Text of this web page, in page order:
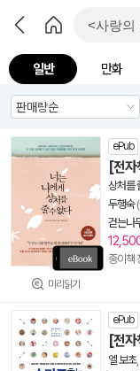
일반 만화
미리읽기
ePub
[전자
상처를
두행숙(
걷는나
종이책
ePub
[전자
엘 보초,